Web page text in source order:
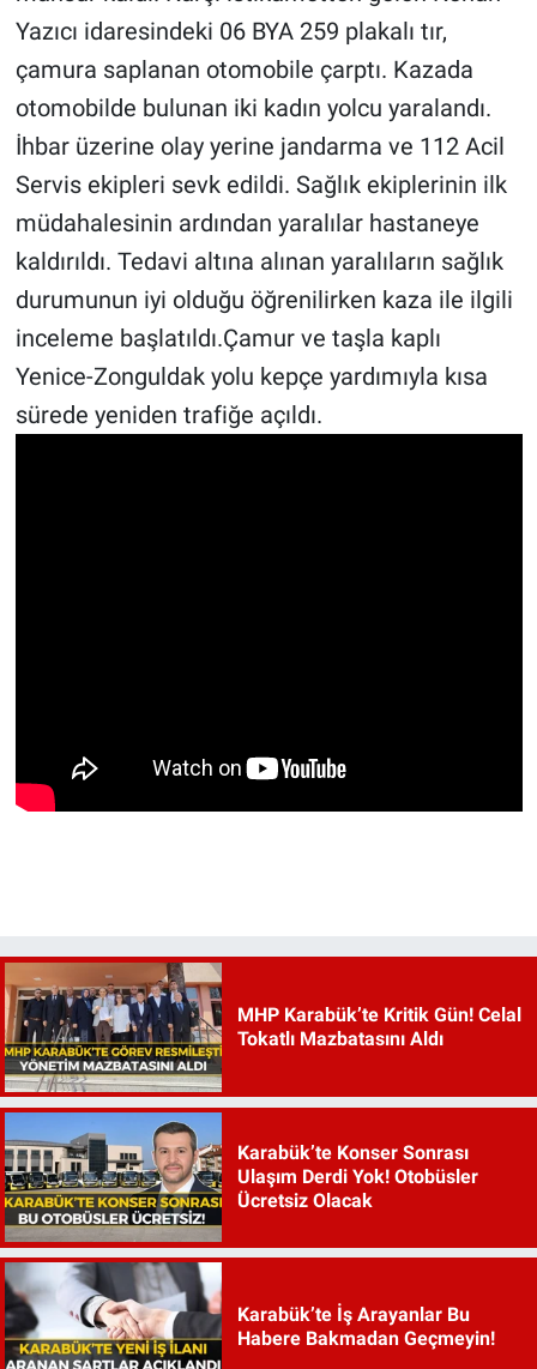
Yazıcı idaresindeki 06 BYA 259 plakalı tır,
çamura saplanan otomobile çarptı. Kazada
otomobilde bulunan iki kadın yolcu yaralandı.
İhbar üzerine olay yerine jandarma ve 112 Acil
Servis ekipleri sevk edildi. Sağlık ekiplerinin ilk
müdahalesinin ardından yaralılar hastaneye
kaldırıldı. Tedavi altına alınan yaralıların sağlık
durumunun iyi olduğu öğrenilirken kaza ile ilgili
inceleme başlatıldı.Çamur ve taşla kaplı
Yenice-Zonguldak yolu kepçe yardımıyla kısa
sürede yeniden trafiğe açıldı.
MHP Karabük’te Kritik Gün! Celal
Tokatlı Mazbatasını Aldı
Karabük’te Konser Sonrası
Ulaşım Derdi Yok! Otobüsler
Ücretsiz Olacak
Karabük’te İş Arayanlar Bu
Habere Bakmadan Geçmeyin!